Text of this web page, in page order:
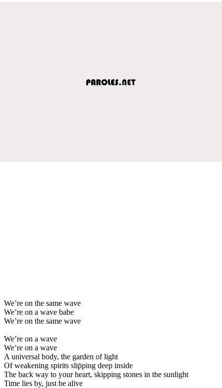
We’re on the same wave
We’re on a wave babe
We’re on the same wave
We’re on a wave
We’re on a wave
A universal body, the garden of light
Of weakening spirits sliṗping deep inside
The back way to your heart, skipping stones in the sunlight
Time lies by, just be alive